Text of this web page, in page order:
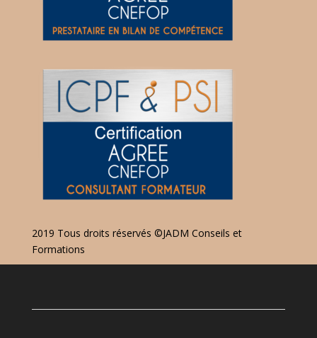
2019 Tous droits réservés ©JADM Conseils et
Formations